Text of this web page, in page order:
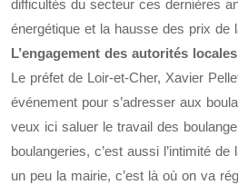
difficultés du secteur ces dernières
énergétique et la hausse des prix de
L’engagement des autorités locales
Le préfet de Loir-et-Cher, Xavier
événement pour s’adresser aux
veux ici saluer le travail des
boulangeries, c’est aussi l’intimité
un peu la mairie, c’est là où on va